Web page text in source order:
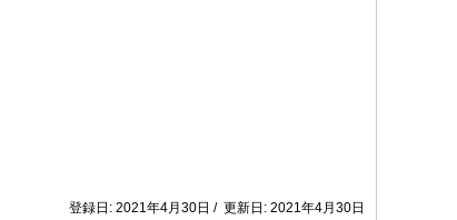
登録日: 2021年4月30日 / 更新日: 2021年4月30日